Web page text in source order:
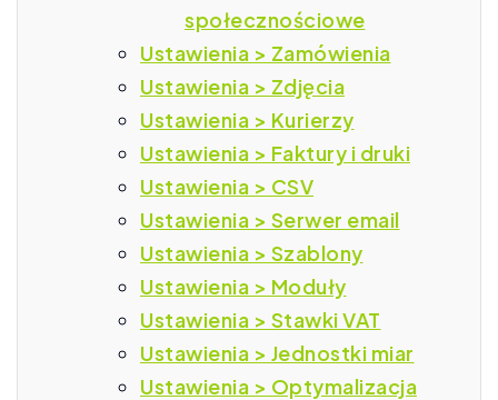
społecznościowe
Ustawienia > Zamówienia
Ustawienia > Zdjęcia
Ustawienia > Kurierzy
Ustawienia > Faktury i druki
Ustawienia > CSV
Ustawienia > Serwer email
Ustawienia > Szablony
Ustawienia > Moduły
Ustawienia > Stawki VAT
Ustawienia > Jednostki miar
Ustawienia > Optymalizacja